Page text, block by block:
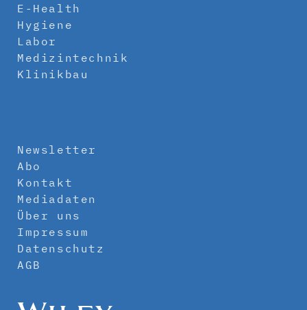
E-Health
Hygiene
Labor
Medizintechnik
Klinikbau
Newsletter
Abo
Kontakt
Mediadaten
Über uns
Impressum
Datenschutz
AGB